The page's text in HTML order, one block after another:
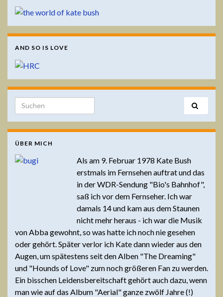
AND SO IS LOVE
Search for:
ÜBER MICH
Als am 9. Februar 1978 Kate Bush
erstmals im Fernsehen auftrat und das
in der WDR-Sendung "Bio's Bahnhof",
saß ich vor dem Fernseher. Ich war
damals 14 und kam aus dem Staunen
nicht mehr heraus - ich war die Musik
von Abba gewohnt, so was hatte ich noch nie gesehen
oder gehört. Später verlor ich Kate dann wieder aus den
Augen, um spätestens seit den Alben "The Dreaming"
und "Hounds of Love" zum noch größeren Fan zu werden.
Ein bisschen Leidensbereitschaft gehört auch dazu, wenn
man wie auf das Album "Aerial" ganze zwölf Jahre (!)